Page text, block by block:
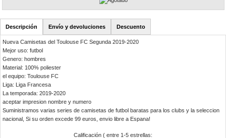
Descripción Envío y devoluciones Descuento
Nueva Camisetas del Toulouse FC Segunda 2019-2020
Mejor uso: futbol
Genero: hombres
Material: 100% poliester
el equipo: Toulouse FC
Liga: Liga Francesa
La temporada: 2019-2020
aceptar impresion nombre y numero
Suministramos varias series de camisetas de futbol baratas para los clubs y la seleccion
nacional, Si su orden excede 99 euros, envio libre a Espana!
Calificación ( entre 1-5 estrellas: